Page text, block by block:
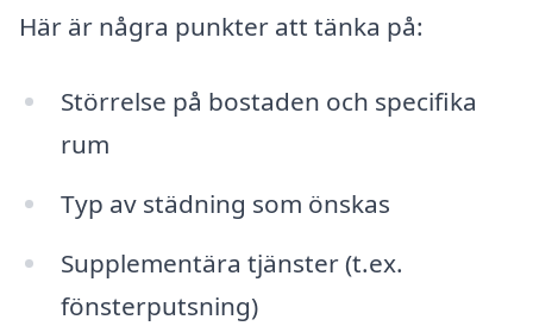
Här är några punkter att tänka på:
Störrelse på bostaden och specifika
rum
Typ av städning som önskas
Supplementära tjänster (t.ex.
fönsterputsning)